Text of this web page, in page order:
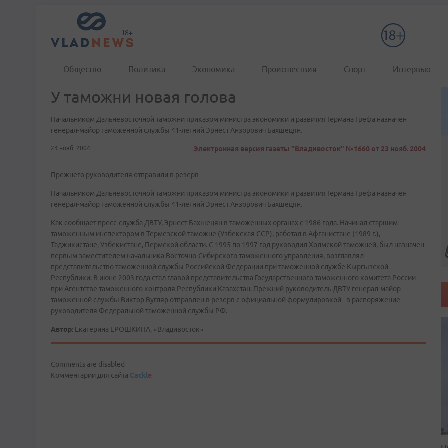
Общество Политика Экономика Происшествия Спорт Интервью
У таможни новая голова
Начальником Дальневосточной таможни приказом министра экономики и развития Германа Грефа назначен
генерал-майор таможенной службы 41-летний Эрнест Анзорович Бахшецян.
23 нояб. 2004 Электронная версия газеты "Владивосток" №1660 от 23 нояб. 2004
Прежнего руководителя отправили в резерв
Начальником Дальневосточной таможни приказом министра экономики и развития Германа Грефа назначен
генерал-майор таможенной службы 41-летний Эрнест Анзорович Бахшецян.
Как сообщает пресс-служба ДВТУ, Эрнест Бахшецян в таможенных органах с 1986 года. Начинал старшим
таможенным инспектором в Термезской таможне (Узбекская ССР), работал в Афганистане (1989 г.),
Таджикистане, Узбекистане, Пермской области. С 1995 по 1997 год руководил Холмской таможней, был назначен
первым заместителем начальника Восточно-Сибирского таможенного управления, возглавлял
представительство таможенной службы Российской Федерации при таможенной службе Кыргызской
Республики. В июне 2003 года стал главой представительства Государственного таможенного комитета России
при Агентстве таможенного контроля Республики Казахстан. Прежний руководитель ДВТУ генерал-майор
таможенной службы Виктор Вугляр отправлен в резерв с официальной формулировкой - в распоряжение
руководителя Федеральной таможенной службы РФ.
Автор: Екатерина ЕРОШКИНА, «Владивосток»
Comments are disabled
Комментарии для сайта Cackle